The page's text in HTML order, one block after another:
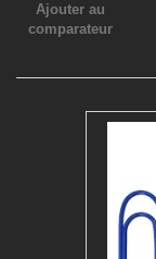
Ajouter au
comparateur